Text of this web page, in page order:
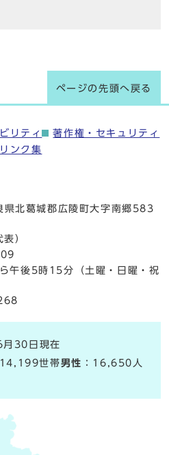
ページの先頭へ戻る
リティ
著作権・セキュリティ
ンク集
北葛城郡広陵町大字南郷583
表）
午後5時15分（土曜・日曜・祝
30日現在
14,199世帯男性 ：16,650人